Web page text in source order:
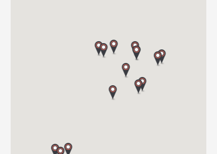
CARAVANAS EVASION S.L.
Carretera de Santiago Nacional 540 Km 4.5 27210